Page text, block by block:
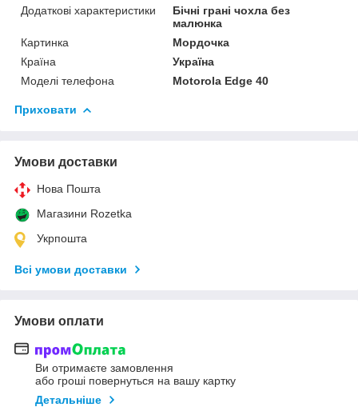
Додаткові характеристики
Бічні грані чохла без
малюнка
Картинка
Мордочка
Країна
Україна
Моделі телефона
Motorola Edge 40
Приховати
Умови доставки
Нова Пошта
Магазини Rozetka
Укрпошта
Всі умови доставки
Умови оплати
Ви отримаєте замовлення
або гроші повернуться на вашу картку
Детальніше